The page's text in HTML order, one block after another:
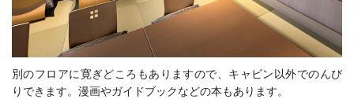
別のフロアに寛ぎどころもありますので、キャビン以外でのんび
りできます。漫画やガイドブックなどの本もあります。